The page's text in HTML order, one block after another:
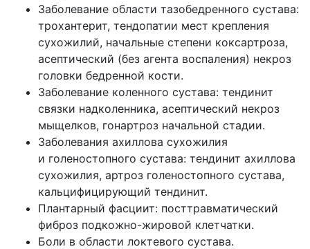
Заболевание области тазобедренного сустава:
трохантерит, тендопатии мест крепления
сухожилий, начальные степени коксартроза,
асептический (без агента воспаления) некроз
головки бедренной кости.
Заболевание коленного сустава: тендинит
связки надколенника, асептический некроз
мыщелков, гонартроз начальной стадии.
Заболевания ахиллова сухожилия
и голеностопного сустава: тендинит ахиллова
сухожилия, артроз голеностопного сустава,
кальцифицирующий тендинит.
Плантарный фасциит: посттравматический
фиброз подкожно-жировой клетчатки.
Боли в области локтевого сустава.